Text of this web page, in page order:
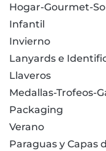
Hogar-Gourmet-
Infantil
Invierno
Lanyards e
Llaveros
Medallas-Trofeos-
Packaging
Verano
Paraguas y Capas